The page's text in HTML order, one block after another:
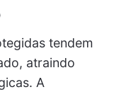
tendem
atraindo
A